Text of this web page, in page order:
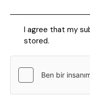
I agree that my
stored.